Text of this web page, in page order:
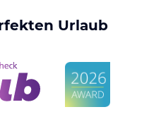
Urlaub